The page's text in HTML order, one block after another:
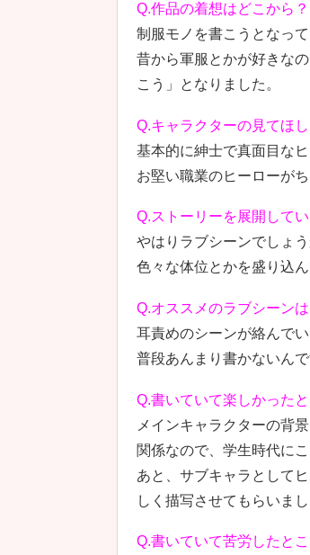
Q.作品の着想はどこから？
制服モノを書こうとなっ
昔から軍服とかが好きな
こう」となりました。
Q.キャラクターの見てほ
基本的に紳士で真面目な
お堅い職業のヒーローが
Q.ストーリーを展開して
やはりラブシーンでしょ
色々な体位とかを盛り込ん
Q.オススメのラブシーンは
耳責めのシーンが絡んで
普段あんまり書かないん
Q.書いていて楽しかった
メインキャラクターの背
関係なので、学生時代に
あと、サブキャラとして
しく描写させてもらいまし
Q.書いていて苦労したとこ